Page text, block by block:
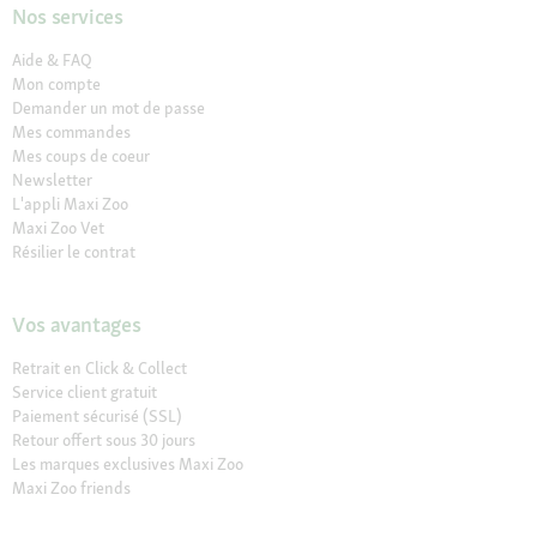
Nos services
Aide & FAQ
Mon compte
Demander un mot de passe
Mes commandes
Mes coups de coeur
Newsletter
L'appli Maxi Zoo
Maxi Zoo Vet
Résilier le contrat
Vos avantages
Retrait en Click & Collect
Service client gratuit
Paiement sécurisé (SSL)
Retour offert sous 30 jours
Les marques exclusives Maxi Zoo
Maxi Zoo friends